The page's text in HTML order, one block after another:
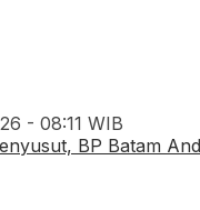
- 08:11 WIB
BP Batam